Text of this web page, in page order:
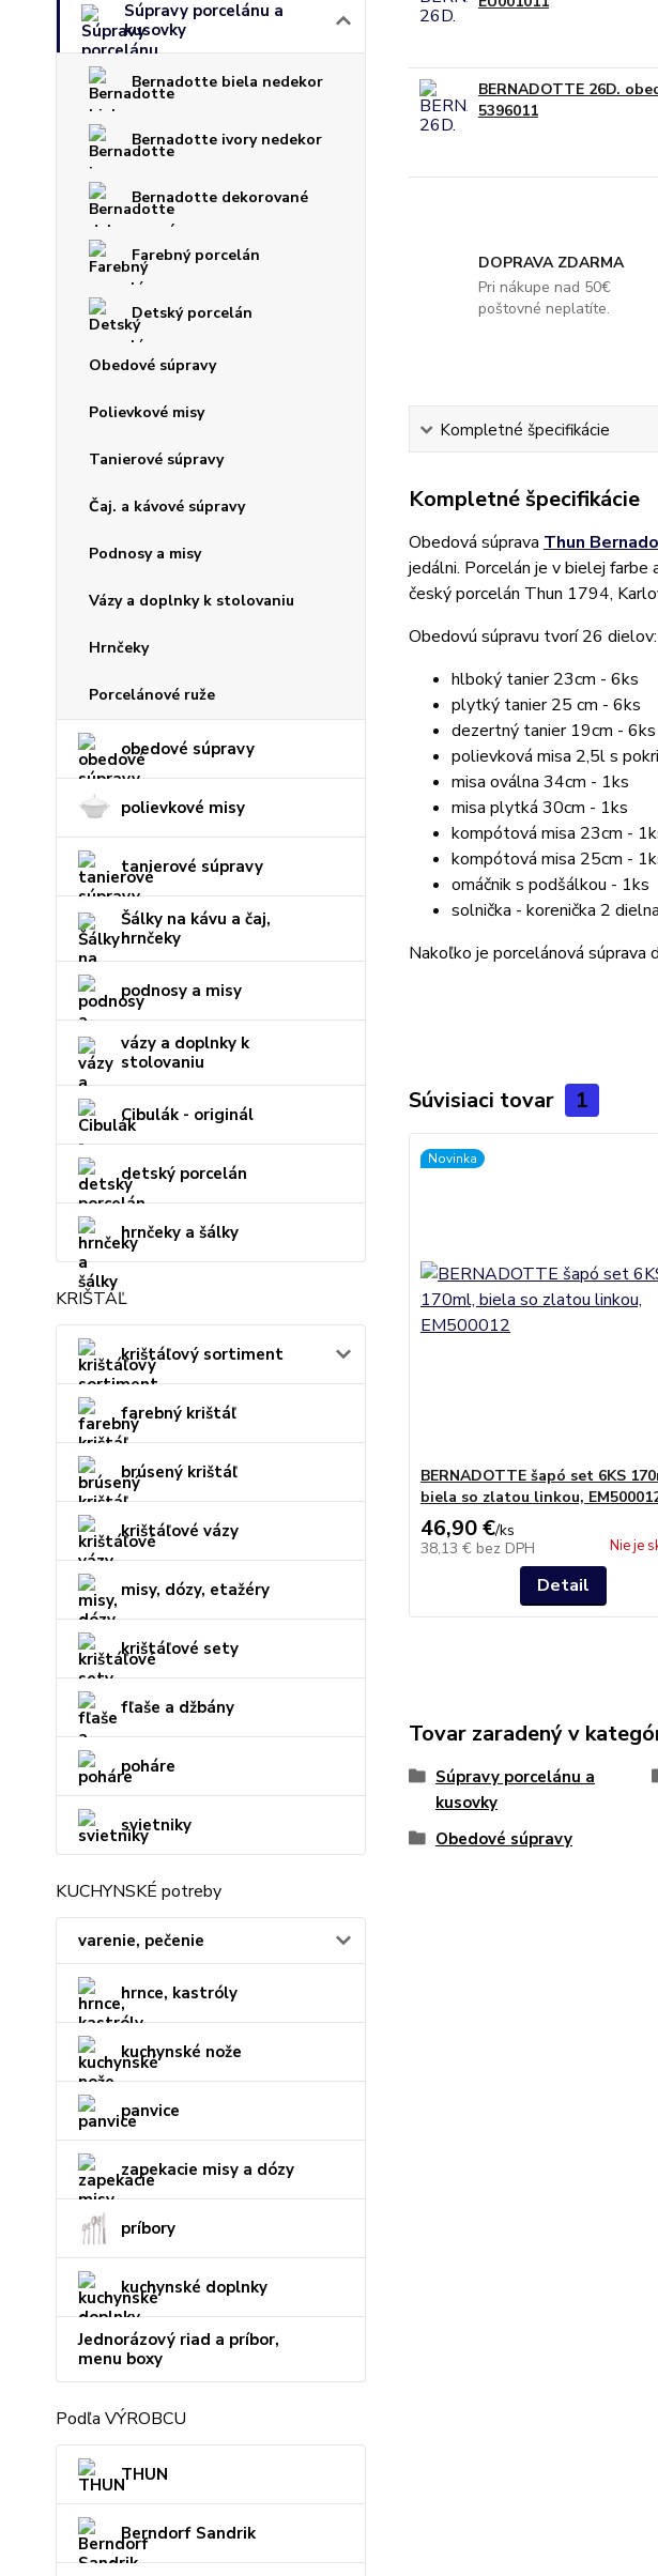
Súpravy porcelánu a
kusovky
Bernadotte biela nedekor
Bernadotte ivory nedekor
Bernadotte dekorované
Farebný porcelán
Detský porcelán
Obedové súpravy
Polievkové misy
Tanierové súpravy
Čaj. a kávové súpravy
Podnosy a misy
Vázy a doplnky k stolovaniu
Hrnčeky
Porcelánové ruže
obedové súpravy
polievkové misy
tanierové súpravy
Šálky na kávu a čaj,
hrnčeky
podnosy a misy
vázy a doplnky k
stolovaniu
Cibulák - originál
detský porcelán
hrnčeky a šálky
KRIŠTÁĽ
krištáľový sortiment
farebný krištáľ
brúsený krištáľ
krištáľové vázy
misy, dózy, etažéry
krištáľové sety
fľaše a džbány
poháre
svietniky
KUCHYNSKÉ potreby
varenie, pečenie
hrnce, kastróly
kuchynské nože
panvice
zapekacie misy a dózy
príbory
kuchynské doplnky
Jednorázový riad a príbor,
menu boxy
Podľa VÝROBCU
THUN
Berndorf Sandrik
BERNADOTTE 26D.
5396011
DOPRAVA ZDARMA
Pri nákupe nad 50€
poštovné neplatíte.
Kompletné špecifikácie
Kompletné špecifikácie
Obedová súprava Thun
jedálni. Porcelán je v bielej
český porcelán Thun 1794,
Obedovú súpravu tvorí 26 dielov:
hlboký tanier 23cm - 6ks
plytký tanier 25 cm - 6ks
dezertný tanier 19cm - 6ks
polievková misa 2,5l s
misa oválna 34cm - 1ks
misa plytká 30cm - 1ks
kompótová misa 23cm -
kompótová misa 25cm -
omáčnik s podšálkou - 1ks
solnička - korenička 2 dielna
Nakoľko je porcelánová súprava
Súvisiaci tovar 1
Novinka
BERNADOTTE šapó set 6KS
biela so zlatou linkou,
46,90 €/ks
38,13 € bez DPH Nie je
Detail
Tovar zaradený v
Súpravy porcelánu a
kusovky
Obedové súpravy